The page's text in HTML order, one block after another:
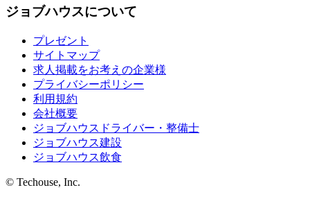
ジョブハウスについて
プレゼント
サイトマップ
求人掲載をお考えの企業様
プライバシーポリシー
利用規約
会社概要
ジョブハウスドライバー・整備士
ジョブハウス建設
ジョブハウス飲食
© Techouse, Inc.